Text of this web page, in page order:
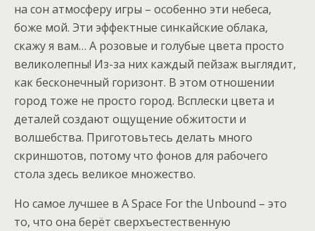
на сон атмосферу игры – особенно эти небеса,
боже мой. Эти эффектные синкайские облака,
скажу я вам… А розовые и голубые цвета просто
великолепны! Из-за них каждый пейзаж выглядит,
как бесконечный горизонт. В этом отношении
город тоже не просто город. Всплески цвета и
деталей создают ощущение обжитости и
волшебства. Приготовьтесь делать много
скриншотов, потому что фонов для рабочего
стола здесь великое множество.
Но самое лучшее в A Space For the Unbound – это
то, что она берёт сверхъестественную